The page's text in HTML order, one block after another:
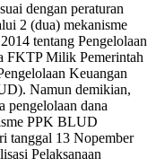
dengan peraturan
2 (dua) mekanisme
tentang Pengelolaan
FKTP Milik Pemerintah
Keuangan
Namun demikian,
pengelolaan dana
PPK BLUD
tanggal 13 Nopember
Pelaksanaan